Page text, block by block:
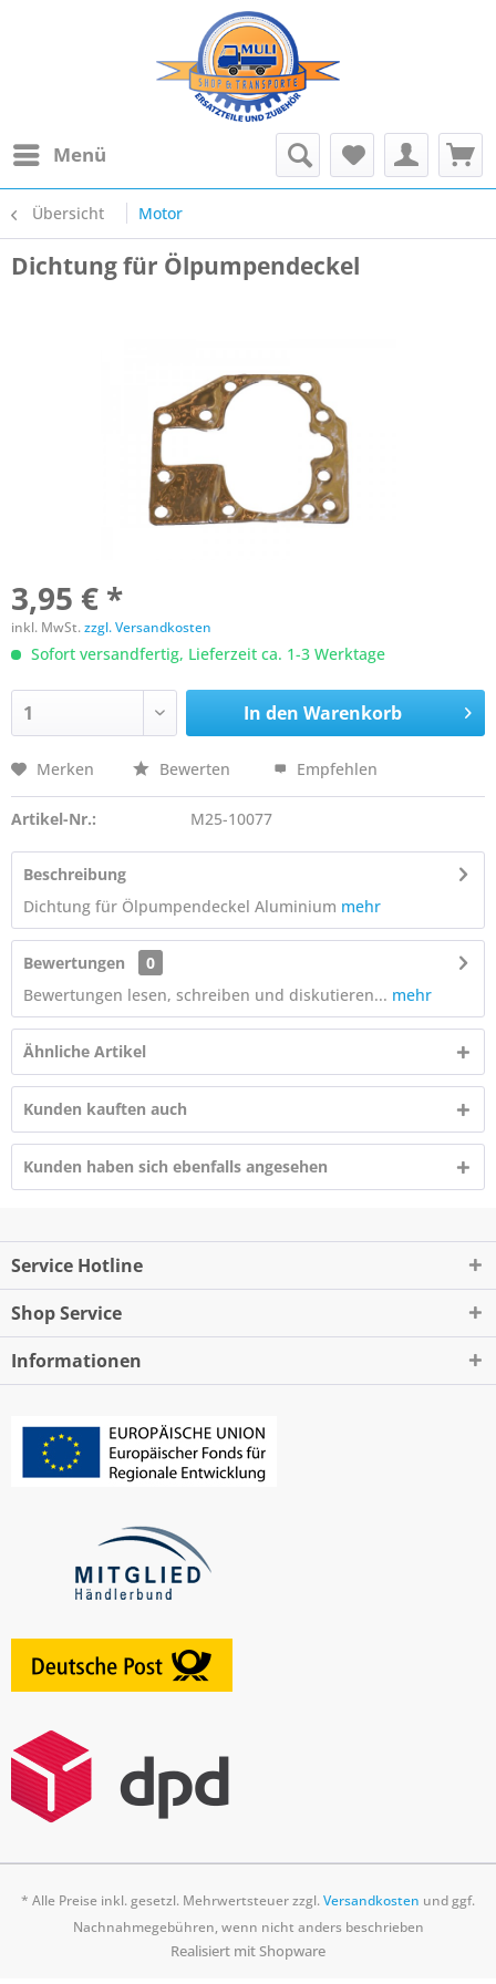
Menü
Übersicht Motor
Dichtung für Ölpumpendeckel
3,95 € *
inkl. MwSt.zzgl. Versandkosten
Sofort versandfertig, Lieferzeit ca. 1-3 Werktage
In den Warenkorb
Merken Bewerten Empfehlen
Artikel-Nr.: M25-10077
Beschreibung
Dichtung für Ölpumpendeckel Aluminium mehr
Bewertungen
0
Bewertungen lesen, schreiben und diskutieren... mehr
Ähnliche Artikel
Kunden kauften auch
Kunden haben sich ebenfalls angesehen
Service Hotline
Shop Service
Informationen
* Alle Preise inkl. gesetzl. Mehrwertsteuer zzgl.Versandkosten und ggf.
Nachnahmegebühren, wenn nicht anders beschrieben
Realisiert mit Shopware